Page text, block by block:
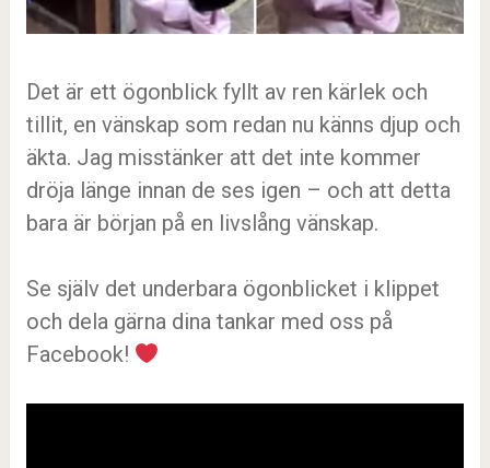
Det är ett ögonblick fyllt av ren kärlek och
tillit, en vänskap som redan nu känns djup och
äkta. Jag misstänker att det inte kommer
dröja länge innan de ses igen – och att detta
bara är början på en livslång vänskap.
Se själv det underbara ögonblicket i klippet
och dela gärna dina tankar med oss på
Facebook!